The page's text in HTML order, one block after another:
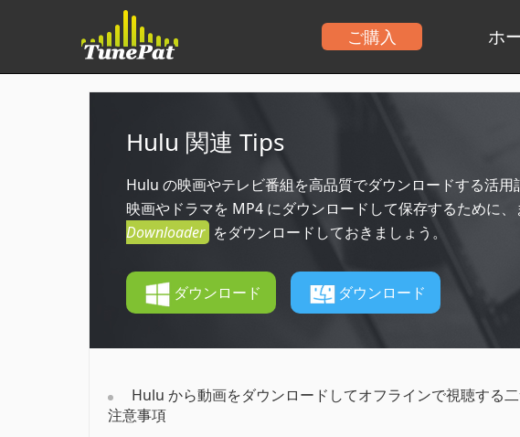
ご購入 ホ
Hulu 関連 Tips
Hulu の映画やテレビ番組を高品質でダウンロードする活
映画やドラマを MP4 にダウンロードして保存するために、
Downloader をダウンロードしておきましょう。
ダウンロード ダウンロード
Hulu から動画をダウンロードしてオフラインで視聴する二
注意事項